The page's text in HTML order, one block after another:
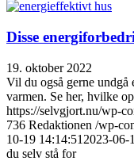
Disse
19. oktober 2022
Vil du også gerne undgå
varmen. Se her, hvilke
https://selvgjort.nu/wp-
736 Redaktionen /wp-
10-19 14:14:51 2023-06-
du selv stå for